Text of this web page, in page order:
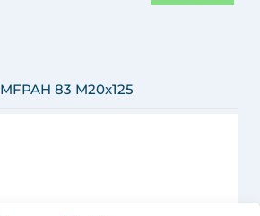
MFPAH 83 M20x125